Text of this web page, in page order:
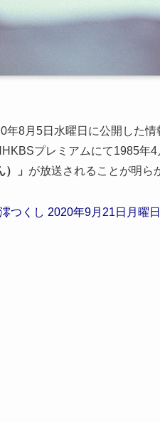
年8月5日水曜日に公開した
プレミアムにて1985年
」 が放送されることが明ら
つくし 2020年9月21日月曜